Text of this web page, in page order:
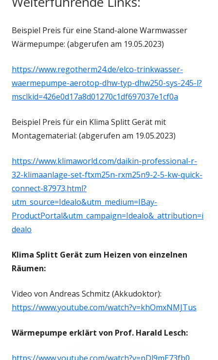
Beispiel Preis für eine Stand-alone Warmwasser
Wärmepumpe: (abgerufen am 19.05.2023)
https://www.regotherm24.de/elco-trinkwasser-
waermepumpe-aerotop-dhw-typ-dhw250-sys-245-l?
msclkid=426e0d17a8d01270c1df697037e1cf0a
Beispiel Preis für ein Klima Splitt Gerät mit
Montagematerial: (abgerufen am 19.05.2023)
https://www.klimaworld.com/daikin-professional-r-
32-klimaanlage-set-ftxm25n-rxm25n9-2-5-kw-quick-
connect-87973.html?
utm_source=Idealo&utm_medium=IBay-
ProductPortal&utm_campaign=Idealo&_attribution=i
dealo
Klima Splitt Gerät zum Heizen von einzelnen
Räumen:
Video von Andreas Schmitz (Akkudoktor):
https://www.youtube.com/watch?v=khOmxNMJTus
Wärmepumpe erklärt von Prof. Harald Lesch: